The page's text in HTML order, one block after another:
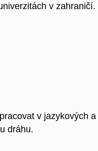
v zahraničí.
v jazykových
dráhu.